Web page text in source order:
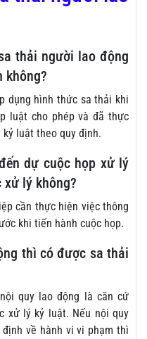
thải người lao động
không?
dụng hình thức sa thải khi
luật cho phép và đã thực
luật theo quy định.
dự cuộc họp xử lý
lý không?
cần thực hiện việc thông
khi tiến hành cuộc họp.
thì có được sa thải
quy lao động là căn cứ
xử lý kỷ luật. Nếu nội quy
về hành vi vi phạm thì